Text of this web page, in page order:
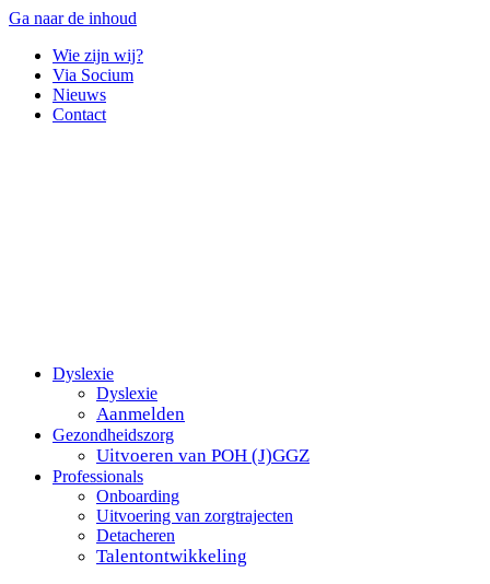
Ga naar de inhoud
Wie zijn wij?
Via Socium
Nieuws
Contact
Dyslexie
Dyslexie
Aanmelden
Gezondheidszorg
Uitvoeren van POH (J)GGZ
Professionals
Onboarding
Uitvoering van zorgtrajecten
Detacheren
Talentontwikkeling